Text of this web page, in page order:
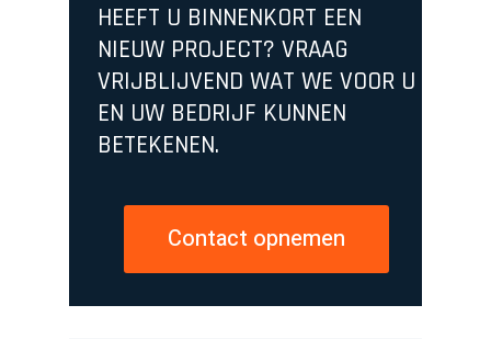
HEEFT U BINNENKORT EEN
NIEUW PROJECT? VRAAG
VRIJBLIJVEND WAT WE VOOR U
EN UW BEDRIJF KUNNEN
BETEKENEN.
Contact opnemen